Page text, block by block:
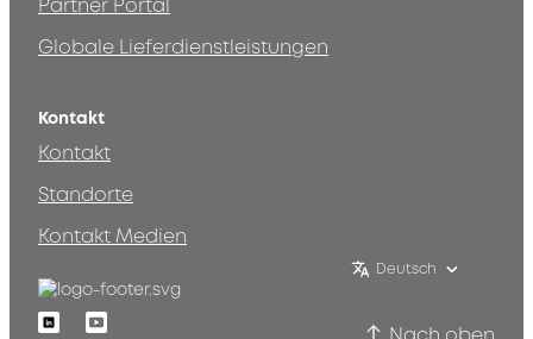
Partner Portal
Globale Lieferdienstleistungen
Kontakt
Kontakt
Standorte
Kontakt Medien
Deutsch
LinkedinYoutube